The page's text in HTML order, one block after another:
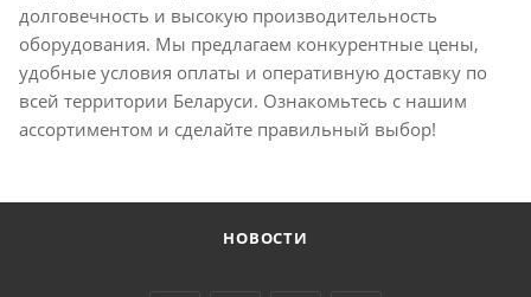
долговечность и высокую производительность
оборудования. Мы предлагаем конкурентные цены,
удобные условия оплаты и оперативную доставку по
всей территории Беларуси. Ознакомьтесь с нашим
ассортиментом и сделайте правильный выбор!
НОВОСТИ